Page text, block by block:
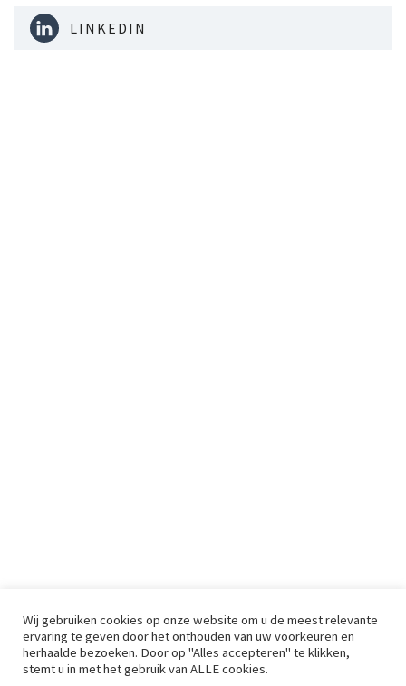
LINKEDIN
Wij gebruiken cookies op onze website om u de meest relevante
ervaring te geven door het onthouden van uw voorkeuren en
herhaalde bezoeken. Door op "Alles accepteren" te klikken,
stemt u in met het gebruik van ALLE cookies.